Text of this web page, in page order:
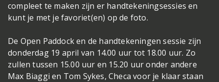
compleet te maken zijn er handtekeningsessies en
kunt je met je favoriet(en) op de foto.
De Open Paddock en de handtekeningen sessie zijn
donderdag 19 april van 14.00 uur tot 18.00 uur. Zo
zullen tussen 15.00 uur en 15.20 uur onder andere
Max Biaggi en Tom Sykes, Checa voor je klaar staan